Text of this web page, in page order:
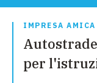
IMPRESA AMICA
per